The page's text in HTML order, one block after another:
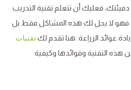
فعليك أن تتعلم تقنية التدريب
منخفض الإجهاد للنبات LST. فهو لا يحل لك هذه المشاكل فقط بل
عوائد الزراعة. هنا تقدم لكتقنيات
هذه التقنية وفوائدها وكيفية